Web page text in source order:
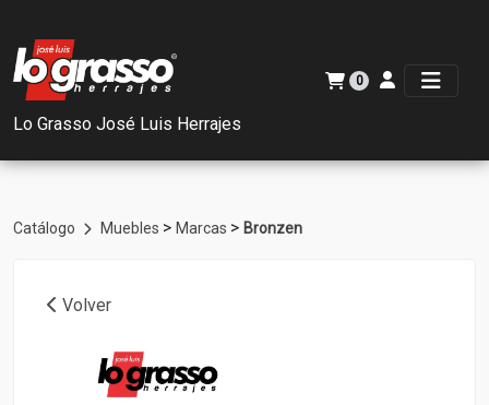
Lo Grasso José Luis Herrajes
0
Catálogo Muebles > Marcas > Bronzen
Volver